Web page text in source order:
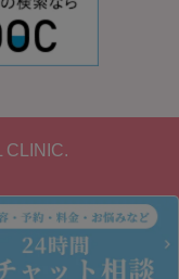
CLINIC.